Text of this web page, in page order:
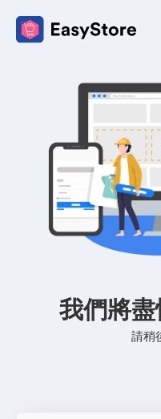
我們將盡
請稍